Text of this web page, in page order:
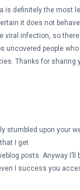
is definitely the most
it does not
viral infection, so
uncovered people
Thanks for sharing
stumbled upon your
I get
posts. Anyway I’ll
I success you